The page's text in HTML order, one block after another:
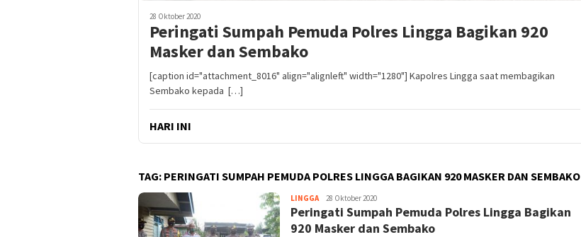
28 Oktober 2020
Peringati Sumpah Pemuda Polres Lingga Bagikan 920
Masker dan Sembako
[caption id="attachment_8016" align="alignleft" width="1280"] Kapolres Lingga saat membagikan
Sembako kepada […]
HARI INI
TAG: PERINGATI SUMPAH PEMUDA POLRES LINGGA BAGIKAN 920 MASKER DAN SEMBAKO
LINGGAPijarkepri.com
28 Oktober 2020
Peringati Sumpah Pemuda Polres Lingga Bagikan
920 Masker dan Sembako